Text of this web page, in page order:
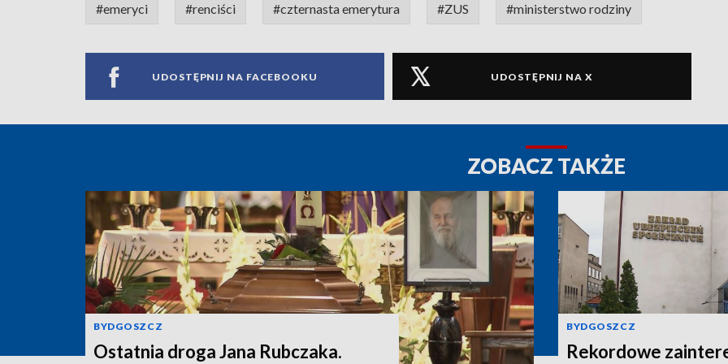
#emeryci #renciści #czternasta emerytura #ZUS #ministerstwo rodziny
UDOSTĘPNIJ NA FACEBOOKU UDOSTĘPNIJ NA X
ZOBACZ TAKŻE
BYDGOSZCZ
Ostatnia droga Jana Rubczaka.
BYDGOSZCZ
Rekordowe